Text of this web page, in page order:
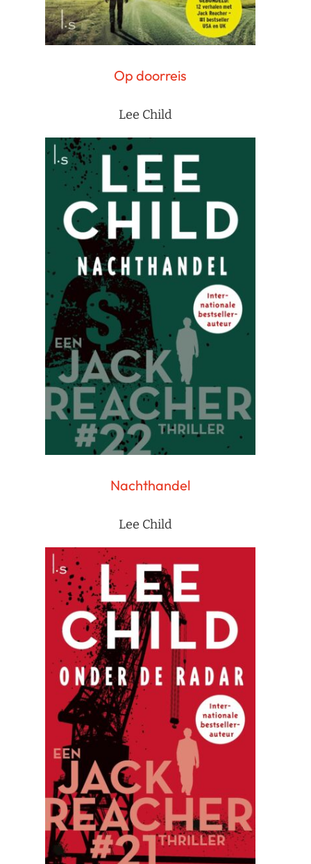
Op doorreis
Lee Child
Nachthandel
Lee Child